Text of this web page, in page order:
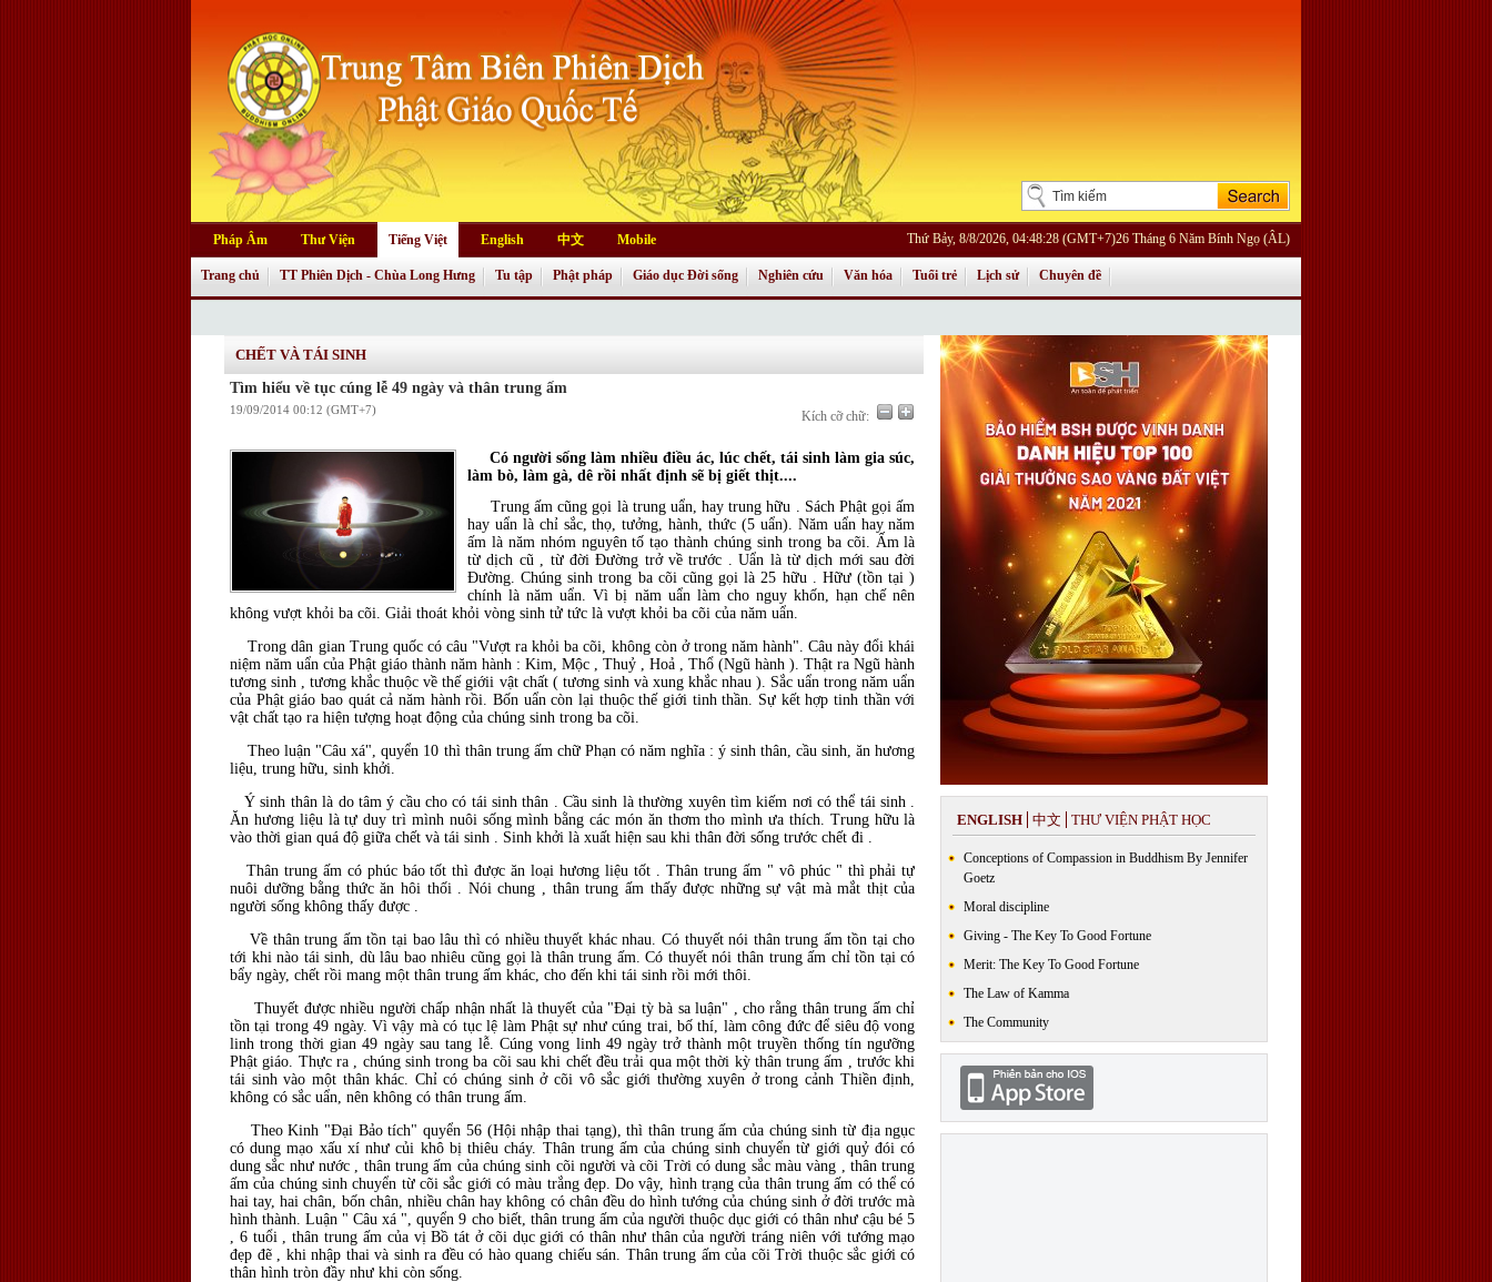
Pháp Âm Thư Viện Tiếng Việt English 中文 Mobile Thứ Bảy, 8/8/2026, 04:48:28 (GMT+7)26 Tháng 6 Năm Bính Ngọ (ÂL)
Trang chủ TT Phiên Dịch - Chùa Long Hưng Tu tập Phật pháp Giáo dục Đời sống Nghiên cứu Văn hóa Tuổi trẻ Lịch sử Chuyên đề
CHẾT VÀ TÁI SINH
Tìm hiểu về tục cúng lễ 49 ngày và thân trung ấm
19/09/2014 00:12 (GMT+7) Kích cỡ chữ:
Có người sống làm nhiều điều ác, lúc chết, tái sinh làm gia súc,
làm bò, làm gà, dê rồi nhất định sẽ bị giết thịt....
Trung ấm cũng gọi là trung uẩn, hay trung hữu . Sách Phật gọi ấm
hay uẩn là chỉ sắc, thọ, tưởng, hành, thức (5 uẩn). Năm uẩn hay năm
ấm là năm nhóm nguyên tố tạo thành chúng sinh trong ba cõi. Ấm là
từ dịch cũ , từ đời Đường trở về trước . Uẩn là từ dịch mới sau đời
Đường. Chúng sinh trong ba cõi cũng gọi là 25 hữu . Hữư (tồn tại )
chính là năm uẩn. Vì bị năm uẩn làm cho nguy khốn, hạn chế nên
không vượt khỏi ba cõi. Giải thoát khỏi vòng sinh tử tức là vượt khỏi ba cõi của năm uẩn.
Trong dân gian Trung quốc có câu "Vượt ra khỏi ba cõi, không còn ở trong năm hành". Câu này đổi khái
niệm năm uẩn của Phật giáo thành năm hành : Kim, Mộc , Thuỷ , Hoả , Thổ (Ngũ hành ). Thật ra Ngũ hành
tương sinh , tương khắc thuộc về thế giớii vật chất ( tương sinh và xung khắc nhau ). Sắc uẩn trong năm uẩn
của Phật giáo bao quát cả năm hành rồi. Bốn uẩn còn lại thuộc thế giới tinh thần. Sự kết hợp tinh thần với
vật chất tạo ra hiện tượng hoạt động của chúng sinh trong ba cõi.
Theo luận "Câu xá", quyển 10 thì thân trung ấm chữ Phạn có năm nghĩa : ý sinh thân, cầu sinh, ăn hương
liệu, trung hữu, sinh khởi.
Ý sinh thân là do tâm ý cầu cho có tái sinh thân . Cầu sinh là thường xuyên tìm kiếm nơi có thể tái sinh .
Ăn hương liệu là tự duy trì mình nuôi sống mình bằng các món ăn thơm tho mình ưa thích. Trung hữu là
vào thời gian quá độ giữa chết và tái sinh . Sinh khởi là xuất hiện sau khi thân đời sống trước chết đi .
Thân trung ấm có phúc báo tốt thì được ăn loại hương liệu tốt . Thân trung ấm " vô phúc " thì phải tự
nuôi dưỡng bằng thức ăn hôi thối . Nói chung , thân trung ấm thấy được những sự vật mà mắt thịt của
người sống không thấy được .
Về thân trung ấm tồn tại bao lâu thì có nhiều thuyết khác nhau. Có thuyết nói thân trung ấm tồn tại cho
tới khi nào tái sinh, dù lâu bao nhiêu cũng gọi là thân trung ấm. Có thuyết nói thân trung ấm chỉ tồn tại có
bẩy ngày, chết rồi mang một thân trung ấm khác, cho đến khi tái sinh rồi mới thôi.
Thuyết được nhiều người chấp nhận nhất là thuyết của "Đại tỳ bà sa luận" , cho rằng thân trung ấm chỉ
tồn tại trong 49 ngày. Vì vậy mà có tục lệ làm Phật sự như cúng trai, bố thí, làm công đức để siêu độ vong
linh trong thời gian 49 ngày sau tang lễ. Cúng vong linh 49 ngày trở thành một truyền thống tín ngưỡng
Phật giáo. Thực ra , chúng sinh trong ba cõi sau khi chết đều trải qua một thời kỳ thân trung ấm , trước khi
tái sinh vào một thân khác. Chỉ có chúng sinh ở cõi vô sắc giới thường xuyên ở trong cảnh Thiền định,
không có sắc uẩn, nên không có thân trung ấm.
Theo Kinh "Đại Bảo tích" quyển 56 (Hội nhập thai tạng), thì thân trung ấm của chúng sinh từ địa ngục
có dung mạo xấu xí như củi khô bị thiêu cháy. Thân trung ấm của chúng sinh chuyển từ giới quỷ đói có
dung sắc như nước , thân trung ấm của chúng sinh cõi người và cõi Trời có dung sắc màu vàng , thân trung
ấm của chúng sinh chuyển từ cõi sắc giới có màu trắng đẹp. Do vậy, hình trạng của thân trung ấm có thể có
hai tay, hai chân, bốn chân, nhiều chân hay không có chân đều do hình tướng của chúng sinh ở đời trước mà
hình thành. Luận " Câu xá ", quyển 9 cho biết, thân trung ấm của người thuộc dục giới có thân như cậu bé 5
, 6 tuổi , thân trung ấm của vị Bồ tát ở cõi dục giới có thân như thân của người tráng niên với tướng mạo
đẹp đẽ , khi nhập thai và sinh ra đều có hào quang chiếu sán. Thân trung ấm của cõi Trời thuộc sắc giới có
thân hình tròn đầy như khi còn sống.
ENGLISH 中文 THƯ VIỆN PHẬT HỌC
Conceptions of Compassion in Buddhism By Jennifer
Goetz
Moral discipline
Giving - The Key To Good Fortune
Merit: The Key To Good Fortune
The Law of Kamma
The Community